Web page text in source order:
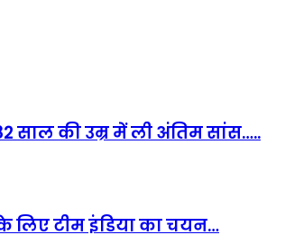
की उम्र में ली अंतिम सांस…..
लिए टीम इंडिया का चयन…